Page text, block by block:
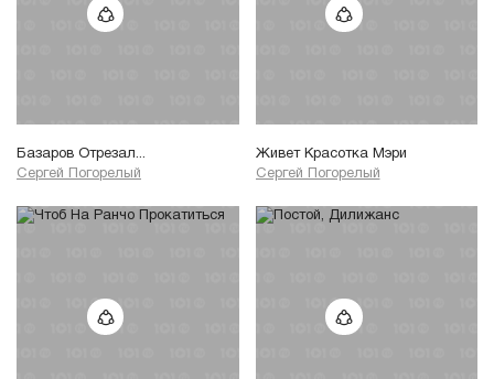
Базаров Отрезал...
Сергей Погорелый
Живет Красотка Мэри
Сергей Погорелый